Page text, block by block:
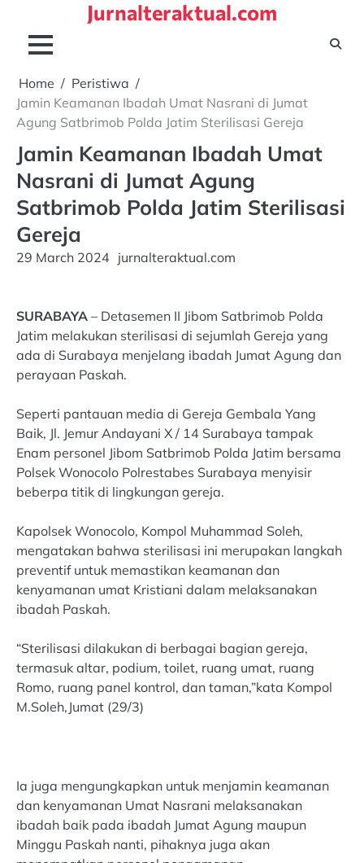
content
Jurnalteraktual.com
Home
Peristiwa
Jamin Keamanan Ibadah Umat Nasrani di Jumat
Agung Satbrimob Polda Jatim Sterilisasi Gereja
Jamin Keamanan Ibadah Umat
Nasrani di Jumat Agung
Satbrimob Polda Jatim Sterilisasi
Gereja
29 March 2024 jurnalteraktual.com
SURABAYA – Detasemen II Jibom Satbrimob Polda
Jatim melakukan sterilisasi di sejumlah Gereja yang
ada di Surabaya menjelang ibadah Jumat Agung dan
perayaan Paskah.
Seperti pantauan media di Gereja Gembala Yang
Baik, Jl. Jemur Andayani X / 14 Surabaya tampak
Enam personel Jibom Satbrimob Polda Jatim bersama
Polsek Wonocolo Polrestabes Surabaya menyisir
beberpa titik di lingkungan gereja.
Kapolsek Wonocolo, Kompol Muhammad Soleh,
mengatakan bahwa sterilisasi ini merupakan langkah
preventif untuk memastikan keamanan dan
kenyamanan umat Kristiani dalam melaksanakan
ibadah Paskah.
“Sterilisasi dilakukan di berbagai bagian gereja,
termasuk altar, podium, toilet, ruang umat, ruang
Romo, ruang panel kontrol, dan taman,”kata Kompol
M.Soleh,Jumat (29/3)
Ia juga mengungkapkan untuk menjamin keamanan
dan kenyamanan Umat Nasrani melaksanakan
ibadah baik pada ibadah Jumat Agung maupun
Minggu Paskah nanti, pihaknya juga akan